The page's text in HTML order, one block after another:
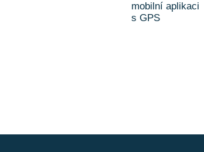
mobilní aplikaci
s GPS